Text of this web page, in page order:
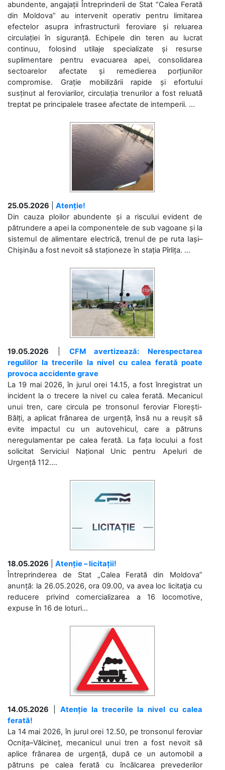
abundente, angajații Întreprinderii de Stat “Calea Ferată
din Moldova” au intervenit operativ pentru limitarea
efectelor asupra infrastructurii feroviare și reluarea
circulației în siguranță. Echipele din teren au lucrat
continuu, folosind utilaje specializate și resurse
suplimentare pentru evacuarea apei, consolidarea
sectoarelor afectate și remedierea porțiunilor
compromise. Grație mobilizării rapide și efortului
susținut al feroviarilor, circulația trenurilor a fost reluată
treptat pe principalele trasee afectate de intemperii. ...
25.05.2026
Atenție!
Din cauza ploilor abundente și a riscului evident de
pătrundere a apei la componentele de sub vagoane și la
sistemul de alimentare electrică, trenul de pe ruta Iași–
Chișinău a fost nevoit să staționeze în stația Pîrlița. ...
19.05.2026
CFM avertizează: Nerespectarea
regulilor la trecerile la nivel cu calea ferată poate
provoca accidente grave
La 19 mai 2026, în jurul orei 14.15, a fost înregistrat un
incident la o trecere la nivel cu calea ferată. Mecanicul
unui tren, care circula pe tronsonul feroviar Florești-
Bălți, a aplicat frânarea de urgență, însă nu a reușit să
evite impactul cu un autovehicul, care a pătruns
neregulamentar pe calea ferată. La fața locului a fost
solicitat Serviciul Național Unic pentru Apeluri de
Urgență 112....
18.05.2026
Atenție – licitații!
Întreprinderea de Stat „Calea Ferată din Moldova”
anunță: la 26.05.2026, ora 09.00, va avea loc licitaţia cu
reducere privind comercializarea a 16 locomotive,
expuse în 16 de loturi...
14.05.2026
Atenție la trecerile la nivel cu calea
ferată!
La 14 mai 2026, în jurul orei 12.50, pe tronsonul feroviar
Ocnița–Vălcineț, mecanicul unui tren a fost nevoit să
aplice frânarea de urgență, după ce un automobil a
pătruns pe calea ferată cu încălcarea prevederilor